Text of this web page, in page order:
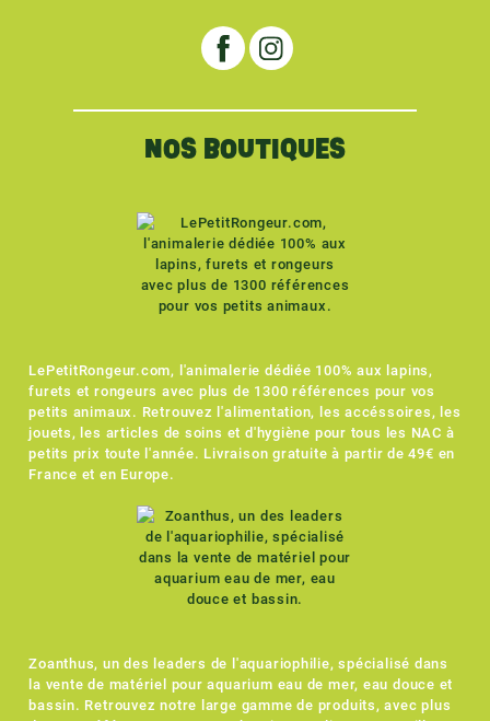
NOS BOUTIQUES
LePetitRongeur.com, l'animalerie dédiée 100% aux lapins,
furets et rongeurs avec plus de 1300 références pour vos
petits animaux. Retrouvez l'alimentation, les accéssoires, les
jouets, les articles de soins et d'hygiène pour tous les NAC à
petits prix toute l'année. Livraison gratuite à partir de 49€ en
France et en Europe.
Zoanthus, un des leaders de l'aquariophilie, spécialisé dans
la vente de matériel pour aquarium eau de mer, eau douce et
bassin. Retrouvez notre large gamme de produits, avec plus